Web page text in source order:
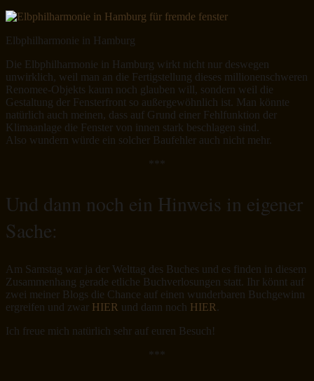
Elbphilharmonie in Hamburg
Die Elbphilharmonie in Hamburg wirkt nicht nur deswegen
unwirklich, weil man an die Fertigstellung dieses millionenschweren
Renomee-Objekts kaum noch glauben will, sondern weil die
Gestaltung der Fensterfront so außergewöhnlich ist. Man könnte
natürlich auch meinen, dass auf Grund einer Fehlfunktion der
Klimaanlage die Fenster von innen stark beschlagen sind.
Also wundern würde ein solcher Baufehler auch nicht mehr.
***
Und dann noch ein Hinweis in eigener
Sache:
Am Samstag war ja der Welttag des Buches und es finden in diesem
Zusammenhang gerade etliche Buchverlosungen statt. Ihr könnt auf
zwei meiner Blogs die Chance auf einen wunderbaren Buchgewinn
ergreifen und zwar HIER und dann noch HIER .
Ich freue mich natürlich sehr auf euren Besuch!
***